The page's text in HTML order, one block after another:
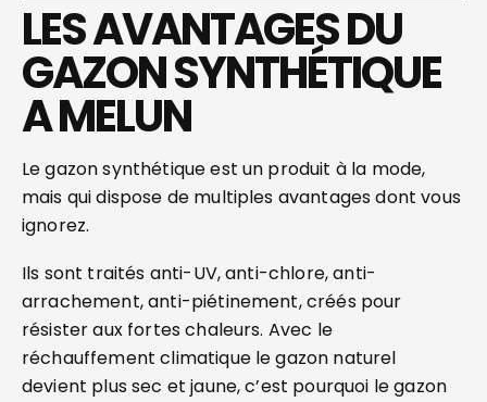
LES AVANTAGES DU
GAZON SYNTHÉTIQUE
A MELUN
Le gazon synthétique est un produit à la mode,
mais qui dispose de multiples avantages dont vous
ignorez.
Ils sont traités anti-UV, anti-chlore, anti-
arrachement, anti-piétinement, créés pour
résister aux fortes chaleurs. Avec le
réchauffement climatique le gazon naturel
devient plus sec et jaune, c’est pourquoi le gazon